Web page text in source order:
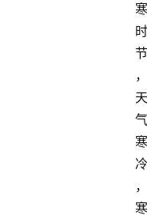
寒
时
节
，
天
气
寒
冷
，
寒